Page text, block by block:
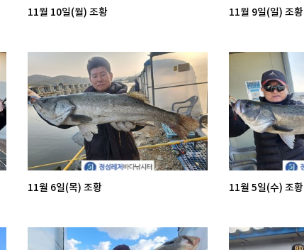
11월 10일(월) 조황 11월 9일(일) 조황
11월 6일(목) 조황 11월 5일(수) 조황